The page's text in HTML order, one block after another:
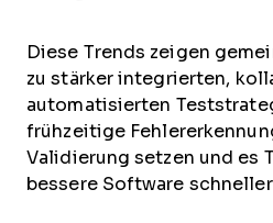
Diese Trends zeigen
zu stärker integrierten,
automatisierten
frühzeitige
Validierung setzen und es
bessere Software